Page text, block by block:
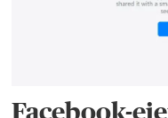
Facebook-